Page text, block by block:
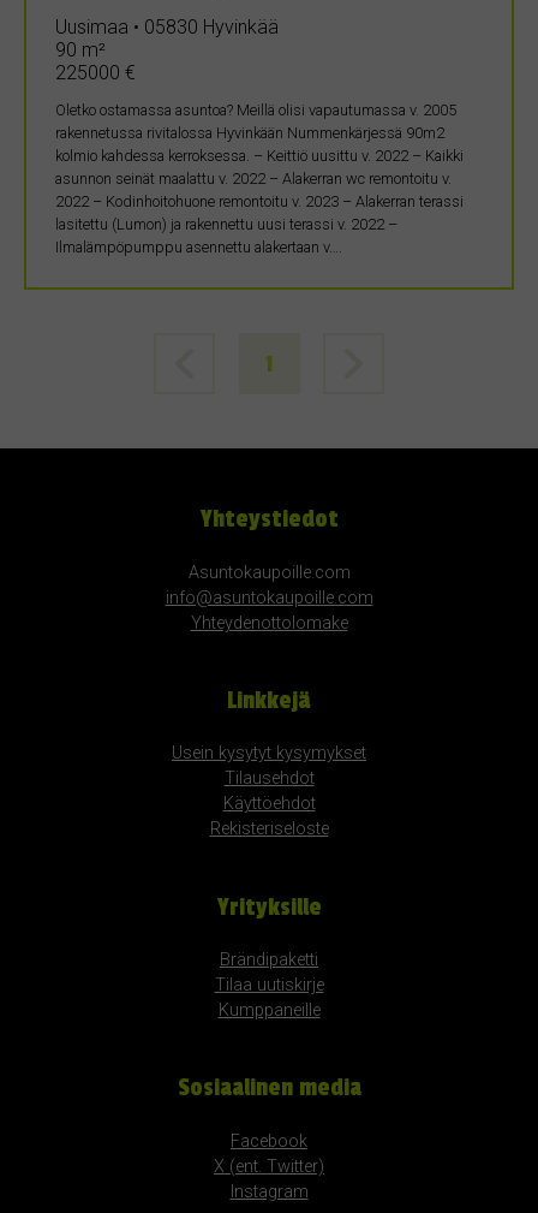
Uusimaa • 05830 Hyvinkää
90 m²
225000 €
Oletko ostamassa asuntoa? Meillä olisi vapautumassa v. 2005
rakennetussa rivitalossa Hyvinkään Nummenkärjessä 90m2
kolmio kahdessa kerroksessa. – Keittiö uusittu v. 2022 – Kaikki
asunnon seinät maalattu v. 2022 – Alakerran wc remontoitu v.
2022 – Kodinhoitohuone remontoitu v. 2023 – Alakerran terassi
lasitettu (Lumon) ja rakennettu uusi terassi v. 2022 –
Ilmalämpöpumppu asennettu alakertaan v….
1
Yhteystiedot
Asuntokaupoille.com
info@asuntokaupoille.com
Yhteydenottolomake
Linkkejä
Usein kysytyt kysymykset
Tilausehdot
Käyttöehdot
Rekisteriseloste
Yrityksille
Brändipaketti
Tilaa uutiskirje
Kumppaneille
Sosiaalinen media
Facebook
X (ent. Twitter)
Instagram